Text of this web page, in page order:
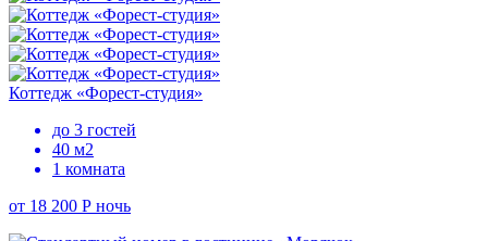
Коттедж «Форест-студия»
до 3 гостей
40 м2
1 комната
от 18 200 Р ночь